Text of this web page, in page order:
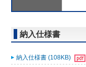
納入仕様書
納入仕様書 (108KB)